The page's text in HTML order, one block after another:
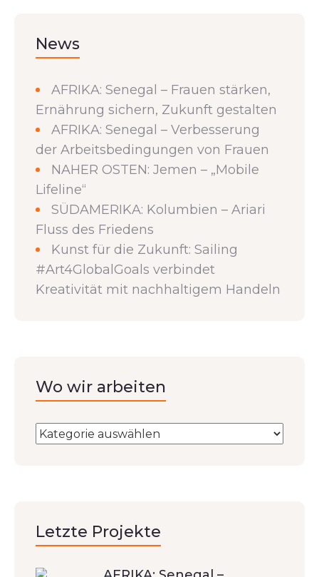
News
AFRIKA: Senegal – Frauen stärken,
Ernährung sichern, Zukunft gestalten
AFRIKA: Senegal – Verbesserung
der Arbeitsbedingungen von Frauen
NAHER OSTEN: Jemen – „Mobile
Lifeline“
SÜDAMERIKA: Kolumbien – Ariari
Fluss des Friedens
Kunst für die Zukunft: Sailing
#Art4GlobalGoals verbindet
Kreativität mit nachhaltigem Handeln
Wo wir arbeiten
Letzte Projekte